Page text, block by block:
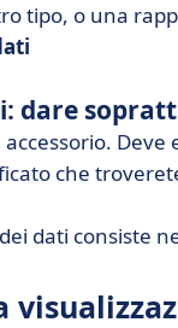
tipo, o una
dare
che
dati consiste